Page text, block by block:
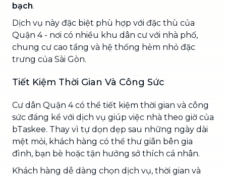
bạch.
Dịch vụ này đặc biệt phù hợp với đặc thù của
Quận 4 - nơi có nhiều khu dân cư với nhà phố,
chung cư cao tầng và hệ thống hẻm nhỏ đặc
trưng của Sài Gòn.
Tiết Kiệm Thời Gian Và Công Sức
Cư dân Quận 4 có thể tiết kiệm thời gian và công
sức đáng kể với dịch vụ giúp việc nhà theo giờ của
bTaskee. Thay vì tự dọn dẹp sau những ngày dài
mệt mỏi, khách hàng có thể thư giãn bên gia
đình, bạn bè hoặc tận hưởng sở thích cá nhân.
Khách hàng dễ dàng chọn dịch vụ, thời gian và